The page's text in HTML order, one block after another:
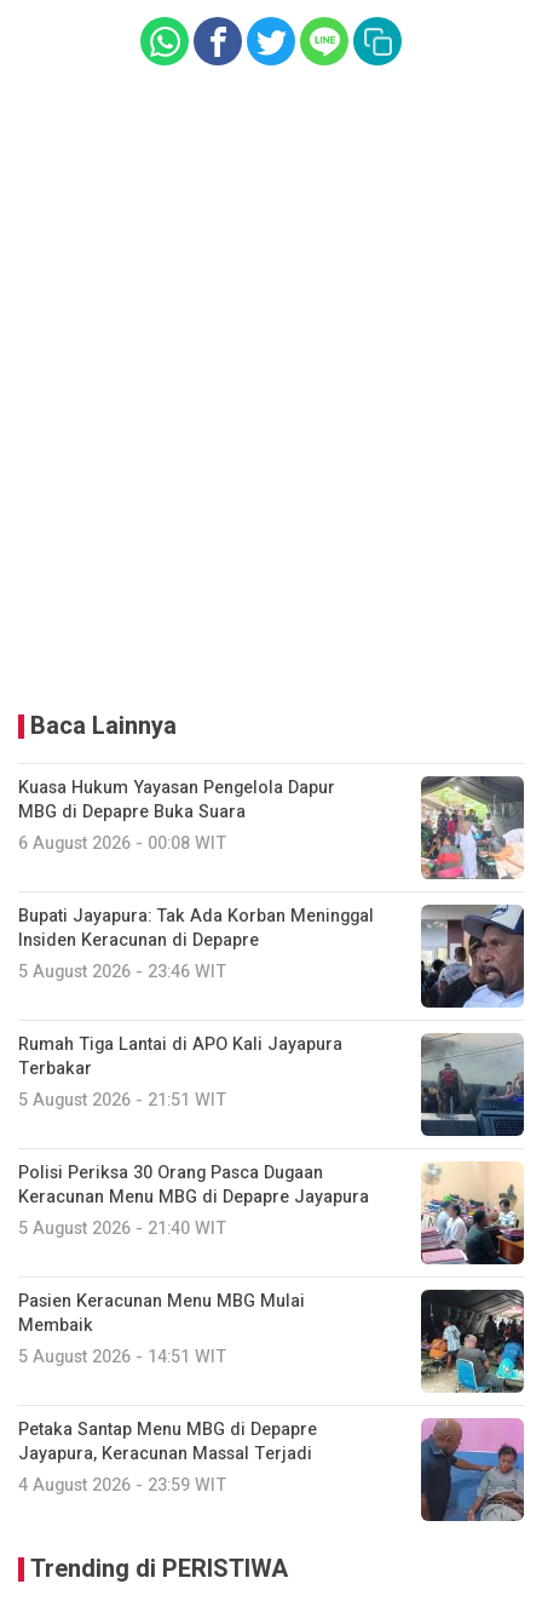
Baca Lainnya
Kuasa Hukum Yayasan Pengelola Dapur
MBG di Depapre Buka Suara
6 August 2026 - 00:08 WIT
Bupati Jayapura: Tak Ada Korban Meninggal
Insiden Keracunan di Depapre
5 August 2026 - 23:46 WIT
Rumah Tiga Lantai di APO Kali Jayapura
Terbakar
5 August 2026 - 21:51 WIT
Polisi Periksa 30 Orang Pasca Dugaan
Keracunan Menu MBG di Depapre Jayapura
5 August 2026 - 21:40 WIT
Pasien Keracunan Menu MBG Mulai
Membaik
5 August 2026 - 14:51 WIT
Petaka Santap Menu MBG di Depapre
Jayapura, Keracunan Massal Terjadi
4 August 2026 - 23:59 WIT
Trending di PERISTIWA